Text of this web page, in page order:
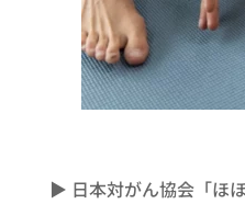
▶ 日本対がん協会「ほ